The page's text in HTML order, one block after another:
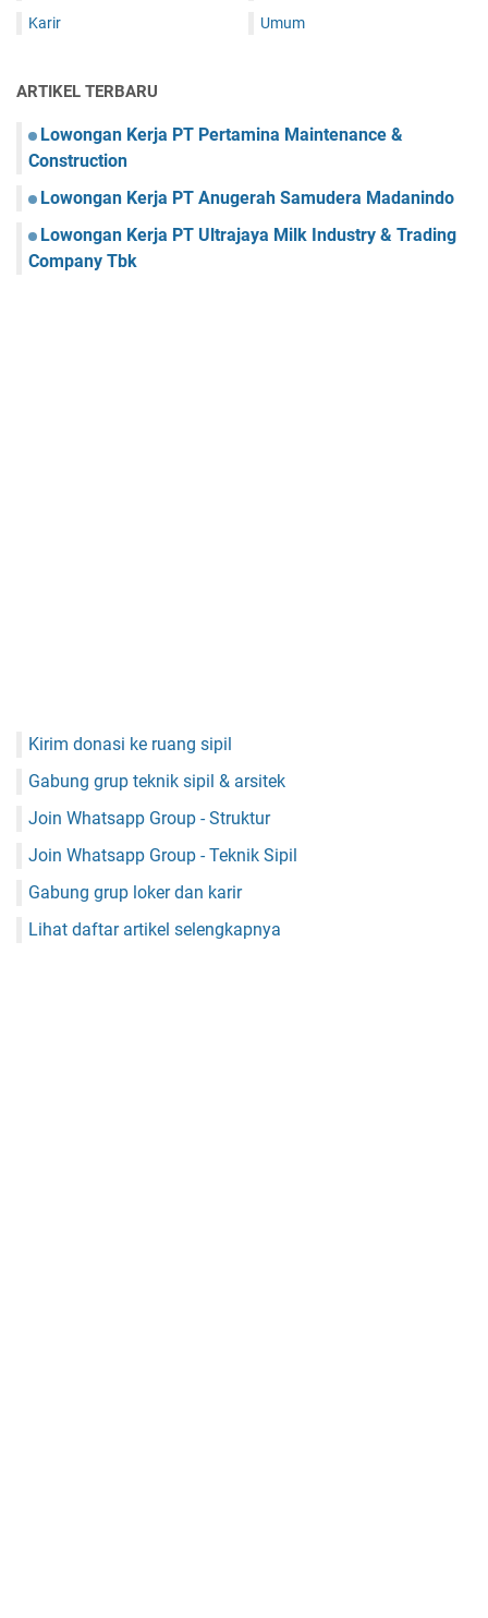
Karir
Umum
ARTIKEL TERBARU
Lowongan Kerja PT Pertamina Maintenance &
Construction
Lowongan Kerja PT Anugerah Samudera Madanindo
Lowongan Kerja PT Ultrajaya Milk Industry & Trading
Company Tbk
Kirim donasi ke ruang sipil
Gabung grup teknik sipil & arsitek
Join Whatsapp Group - Struktur
Join Whatsapp Group - Teknik Sipil
Gabung grup loker dan karir
Lihat daftar artikel selengkapnya